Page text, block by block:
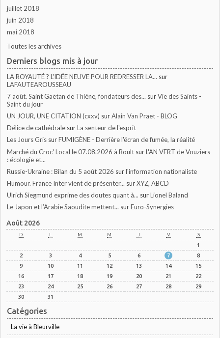
juillet 2018
juin 2018
mai 2018
Toutes les archives
Derniers blogs mis à jour
LA ROYAUTÉ ? L'IDÉE NEUVE POUR REDRESSER LA... sur
LAFAUTEAROUSSEAU
7 août. Saint Gaëtan de Thiène, fondateurs des... surVie des Saints -
Saint du jour
UN JOUR, UNE CITATION (cxxv) surAlain Van Praet - BLOG
Délice de cathédrale surLa senteur de l'esprit
Les Jours Gris surFUMIGÈNE - Derrière l'écran de fumée, la réalité
Marché du Croc' Local le 07.08.2026 à Boult surL'AN VERT de Vouziers
: écologie et...
Russie-Ukraine : Bilan du 5 août 2026 surl'information nationaliste
Humour. France Inter vient de présenter... surXYZ, ABCD
Ulrich Siegmund exprime des doutes quant à... surLionel Baland
Le Japon et l’Arabie Saoudite mettent... surEuro-Synergies
Août 2026
D L M M J V S
1
2
3 4 5 6 7
8
9
10 11 12 13 14
15
16
17 18 19 20 21
22
23
24 25 26 27 28
29
30
31
Catégories
La vie à Bleurville